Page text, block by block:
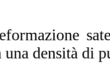
una densità di